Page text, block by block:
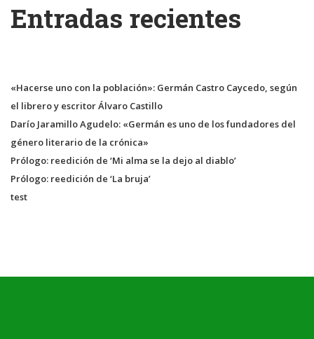
Entradas recientes
«Hacerse uno con la población»: Germán Castro Caycedo, según
el librero y escritor Álvaro Castillo
Darío Jaramillo Agudelo: «Germán es uno de los fundadores del
género literario de la crónica»
Prólogo: reedición de ‘Mi alma se la dejo al diablo’
Prólogo: reedición de ‘La bruja’
test